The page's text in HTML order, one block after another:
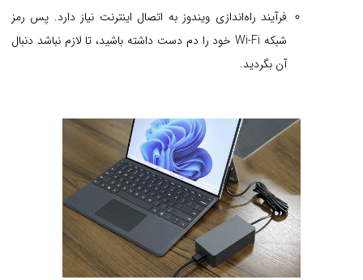
فرآیند راه‌اندازی ویندوز به اتصال اینترنت نیاز دارد. پس رمز
شبکه Wi-Fi خود را دم دست داشته باشید، تا لازم نباشد دنبال
آن بگردید.